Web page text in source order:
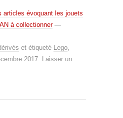
articles évoquant les jouets
à collectionner—
et étiqueté Lego,
2017. Laisser un